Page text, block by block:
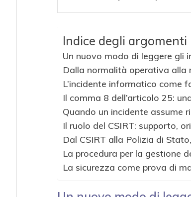
Indice degli argomenti
Un nuovo modo di leggere gli
Dalla normalità operativa alla
L’incidente informatico come
Il comma 8 dell’articolo 25:
Quando un incidente assume
Il ruolo del CSIRT: supporto,
Dal CSIRT alla Polizia di
La procedura per la gestione
La sicurezza come prova di